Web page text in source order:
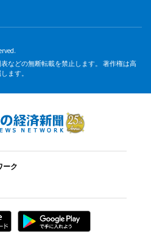
などの無断転載を禁止します。 著作権は高
ます。
ーク